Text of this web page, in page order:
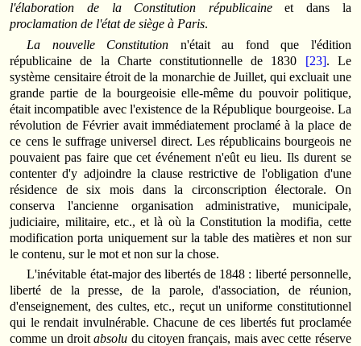
l'élaboration de la Constitution républicaineet dans la
proclamation de l'état de siège à Paris.
La nouvelle Constitution n'était au fond que l'édition
républicaine de la Charte constitutionnelle de 1830 [23]. Le
système censitaire étroit de la monarchie de Juillet, qui excluait une
grande partie de la bourgeoisie elle-même du pouvoir politique,
était incompatible avec l'existence de la République bourgeoise. La
révolution de Février avait immédiatement proclamé à la place de
ce cens le suffrage universel direct. Les républicains bourgeois ne
pouvaient pas faire que cet événement n'eût eu lieu. Ils durent se
contenter d'y adjoindre la clause restrictive de l'obligation d'une
résidence de six mois dans la circonscription électorale. On
conserva l'ancienne organisation administrative, municipale,
judiciaire, militaire, etc., et là où la Constitution la modifia, cette
modification porta uniquement sur la table des matières et non sur
le contenu, sur le mot et non sur la chose.
L'inévitable état-major des libertés de 1848 : liberté personnelle,
liberté de la presse, de la parole, d'association, de réunion,
d'enseignement, des cultes, etc., reçut un uniforme constitutionnel
qui le rendait invulnérable. Chacune de ces libertés fut proclamée
comme un droitabsolu du citoyen français, mais avec cette réserve